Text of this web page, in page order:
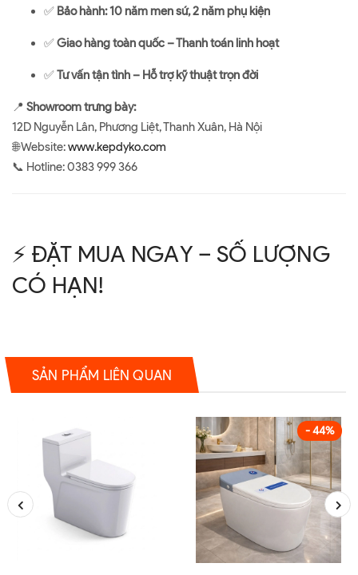
✅ Bảo hành: 10 năm men sứ, 2 năm phụ kiện
✅Giao hàng toàn quốc – Thanh toán linh hoạt
✅Tư vấn tận tình – Hỗ trợ kỹ thuật trọn đời
📍 Showroom trưng bày:
12D Nguyễn Lân, Phương Liệt, Thanh Xuân, Hà Nội
🌐 Website:www.kepdyko.com
📞 Hotline: 0383 999 366
⚡ ĐẶT MUA NGAY – SỐ LƯỢNG
CÓ HẠN!
SẢN PHẨM LIÊN QUAN
- 44%